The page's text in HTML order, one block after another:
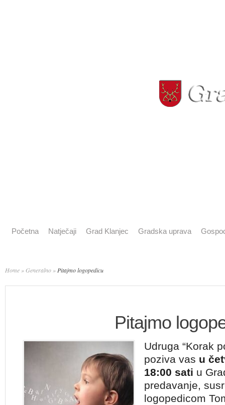
Početna Natječaji Grad Klanjec Gradska uprava
Home »Generalno » Pitajmo logopedicu
Pitajmo
Udruga “Korak
poziva vas u
18:00 sati u
predavanje,
logopedicom